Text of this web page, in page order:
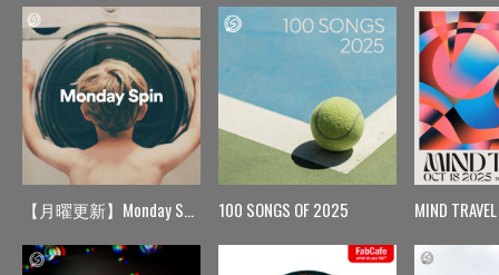
【月曜更新】Monday Spin 100 SONGS OF 2025 MIND TRAVEL